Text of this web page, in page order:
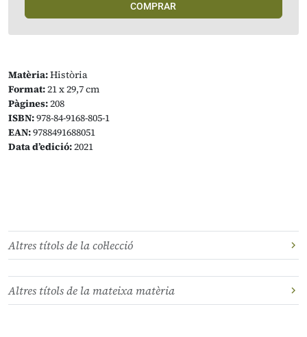
Matèria:Història
Format:21 x 29,7 cm
Pàgines:208
ISBN:978-84-9168-805-1
EAN:9788491688051
Data d’edició:2021
COMPRAR
Altres títols de la col·lecció
Altres títols de la mateixa matèria